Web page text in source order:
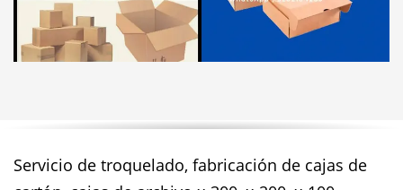
Servicio de troquelado, fabricación de cajas de